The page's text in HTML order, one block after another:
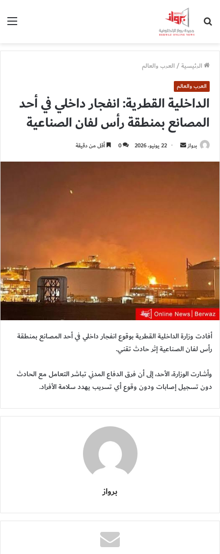
الرئيسية/العرب والعالم
العرب والعالم
الداخلية القطرية: انفجار داخلي في أحد
المصانع بمنطقة رأس لفان الصناعية
برواز
أرسل 22 يونيو، 2026 0 أقل من دقيقة
أفادت وزارة الداخلية القطرية بوقوع انفجار داخلي في أحد المصانع بمنطقة
رأس لفان الصناعية إثر حادث تقني.
وأشارت الوزارة، الأحد، إلى أن فرق الدفاع المدني تباشر التعامل مع الحادث
دون تسجيل إصابات ودون وقوع أي تسريب يهدد سلامة الأفراد.
برواز